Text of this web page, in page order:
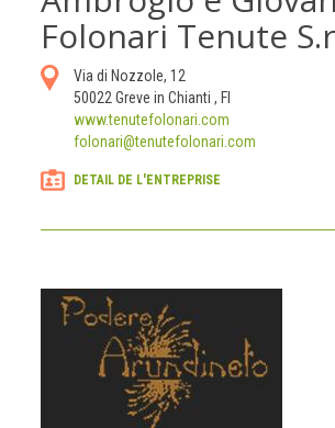
Folonari Tenute
Via di Nozzole, 12
50022 Greve in Chianti, FI
www.tenutefolonari.com
folonari@tenutefolonari.com
DETAIL DE L'ENTREPRISE